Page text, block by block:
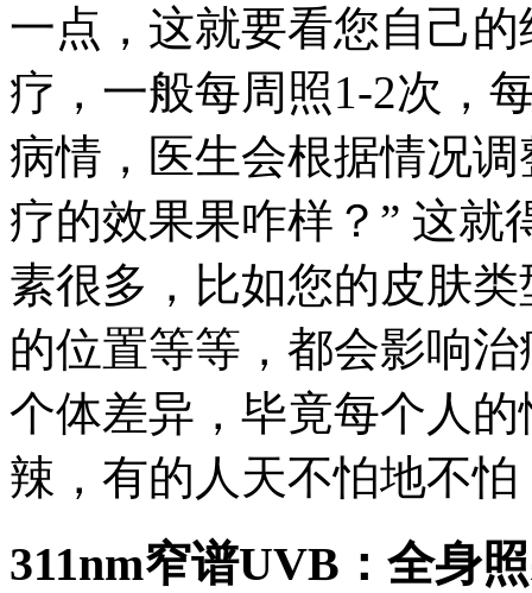
一点，这就要看您自己
疗，一般每周照1-2次，
病情，医生会根据情况
疗的效果果咋样？” 这就
素很多，比如您的皮肤
的位置等等，都会影响
个体差异，毕竟每个人
辣，有的人天不怕地不
311nm窄谱UVB：全身